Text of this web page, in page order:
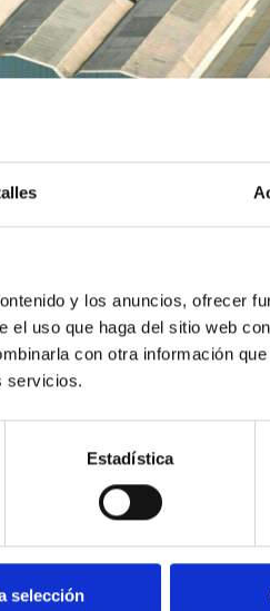
y los anuncios, ofrecer
uso que haga del sitio web
con otra información
servicios.
Estadística
selección